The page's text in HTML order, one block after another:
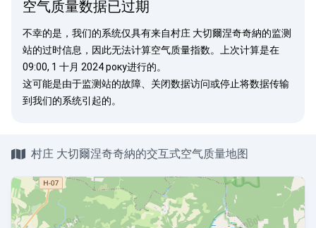
空气质量数据已过期
不幸的是，我们的系统仅具有来自村庄 大切爾涅奇奇納的监测
站的过时信息，因此无法计算空气质量指数。上次计算是在
09:00, 1 十月 2024 року进行的。
这可能是由于监测站的故障、关闭数据访问或停止将数据传输
到我们的系统引起的。
村庄 大切爾涅奇奇納的交互式空气质量地图